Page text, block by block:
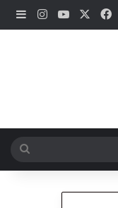
فيسبوك ‫YouTube
عن